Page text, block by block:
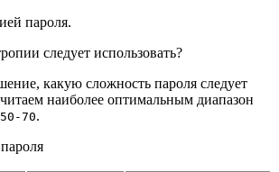
пароля.
следует использовать?
какую сложность пароля следует
наиболее оптимальным диапазон
50-70.